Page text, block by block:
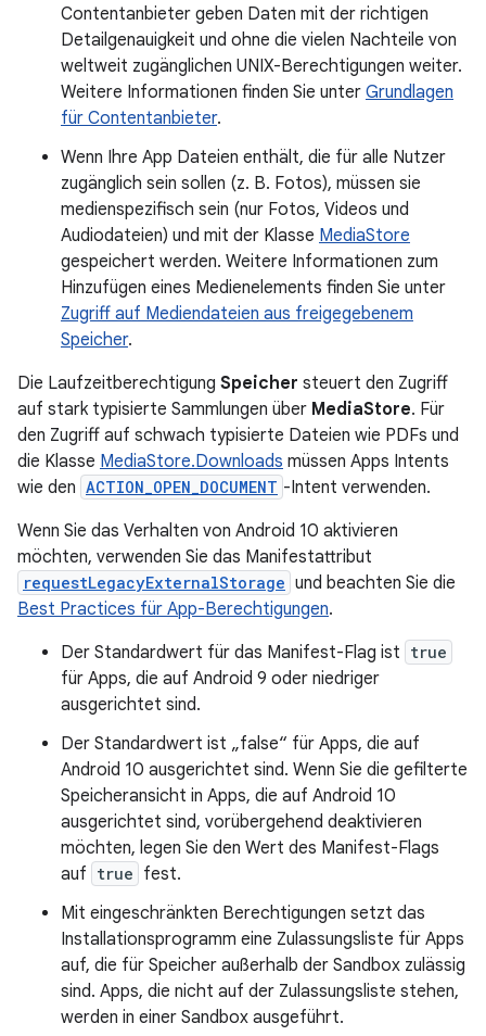
Contentanbieter geben Daten mit der richtigen
Detailgenauigkeit und ohne die vielen Nachteile von
weltweit zugänglichen UNIX-Berechtigungen weiter.
Weitere Informationen finden Sie unter Grundlagen
für Contentanbieter.
Wenn Ihre App Dateien enthält, die für alle Nutzer
zugänglich sein sollen (z. B. Fotos), müssen sie
medienspezifisch sein (nur Fotos, Videos und
Audiodateien) und mit der Klasse MediaStore
gespeichert werden. Weitere Informationen zum
Hinzufügen eines Medienelements finden Sie unter
Zugriff auf Mediendateien aus freigegebenem
Speicher.
Die Laufzeitberechtigung Speicher steuert den Zugriff
auf stark typisierte Sammlungen über MediaStore. Für
den Zugriff auf schwach typisierte Dateien wie PDFs und
die Klasse MediaStore.Downloads müssen Apps Intents
wie den ACTION_OPEN_DOCUMENT -Intent verwenden.
Wenn Sie das Verhalten von Android 10 aktivieren
möchten, verwenden Sie das Manifestattribut
requestLegacyExternalStorage und beachten Sie die
Best Practices für App-Berechtigungen.
Der Standardwert für das Manifest-Flag ist true
für Apps, die auf Android 9 oder niedriger
ausgerichtet sind.
Der Standardwert ist „false“ für Apps, die auf
Android 10 ausgerichtet sind. Wenn Sie die gefilterte
Speicheransicht in Apps, die auf Android 10
ausgerichtet sind, vorübergehend deaktivieren
möchten, legen Sie den Wert des Manifest-Flags
auf true fest.
Mit eingeschränkten Berechtigungen setzt das
Installationsprogramm eine Zulassungsliste für Apps
auf, die für Speicher außerhalb der Sandbox zulässig
sind. Apps, die nicht auf der Zulassungsliste stehen,
werden in einer Sandbox ausgeführt.